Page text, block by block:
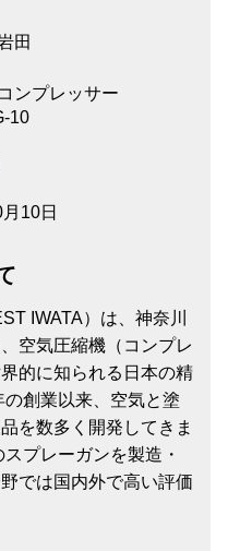
田
ンプレッサー
10
10日
IWATA）は、神奈川
空気圧縮機（コンプレ
的に知られる日本の精
創業以来、空気と塗
を数多く開発してきま
プレーガンを製造・
では国内外で高い評価